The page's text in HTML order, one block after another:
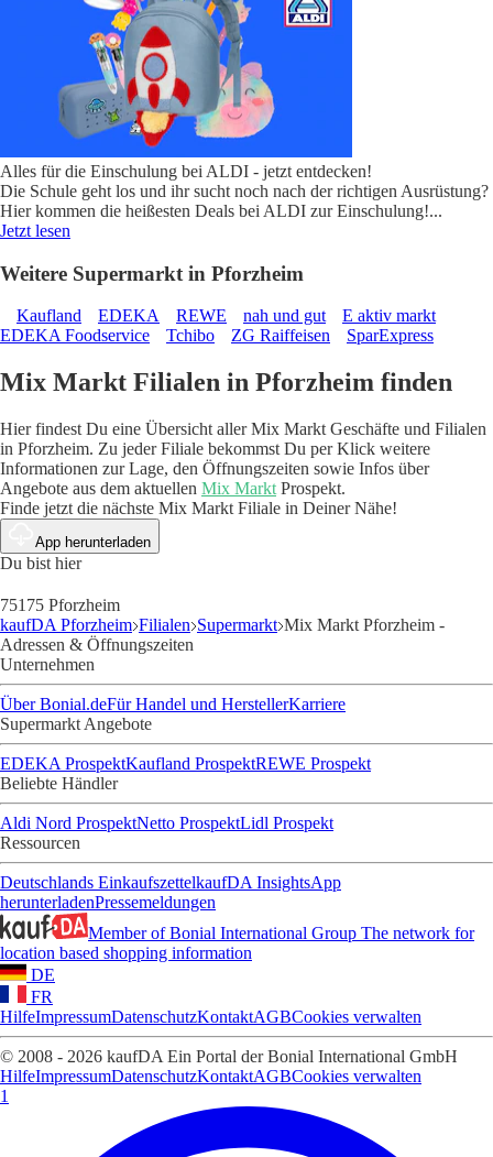
Alles für die Einschulung bei ALDI - jetzt entdecken!
Die Schule geht los und ihr sucht noch nach der richtigen Ausrüstung?
Hier kommen die heißesten Deals bei ALDI zur Einschulung!...
Jetzt lesen
Weitere Supermarkt in Pforzheim
Kaufland EDEKA REWE nah und gut
E aktiv markt
EDEKA Foodservice
Tchibo ZG Raiffeisen SparExpress
Mix Markt Filialen in Pforzheim finden
Hier findest Du eine Übersicht aller Mix Markt Geschäfte und Filialen
in Pforzheim. Zu jeder Filiale bekommst Du per Klick weitere
Informationen zur Lage, den Öffnungszeiten sowie Infos über
Angebote aus dem aktuellen Mix Markt Prospekt.
Finde jetzt die nächste Mix Markt Filiale in Deiner Nähe!
App herunterladen
Du bist hier
75175 Pforzheim
kaufDA Pforzheim Filialen Supermarkt Mix Markt Pforzheim -
Adressen & Öffnungszeiten
Unternehmen
Über Bonial.deFür Handel und HerstellerKarriere
Supermarkt Angebote
EDEKA ProspektKaufland ProspektREWE Prospekt
Beliebte Händler
Aldi Nord ProspektNetto ProspektLidl Prospekt
Ressourcen
Deutschlands EinkaufszettelkaufDA InsightsApp
herunterladenPressemeldungen
Member of Bonial International Group The network for
location based shopping information
DE
FR
HilfeImpressumDatenschutzKontaktAGBCookies verwalten
© 2008 - 2026 kaufDA Ein Portal der Bonial International GmbH
HilfeImpressumDatenschutzKontaktAGBCookies verwalten
1